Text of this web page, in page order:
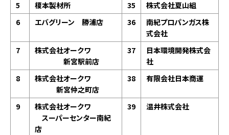
5
榎本製材所 35
株式会社夏山組
6
エバグリーン 勝浦店 36
南紀プロパンガス株
式会社
7
株式会社オークワ
新宮駅前店
37
日本環境開発株式会
社
8
株式会社オークワ
新宮仲之町店
38 有限会社日本商運
9
株式会社オークワ
スーパーセンター南紀
店
39 温井株式会社